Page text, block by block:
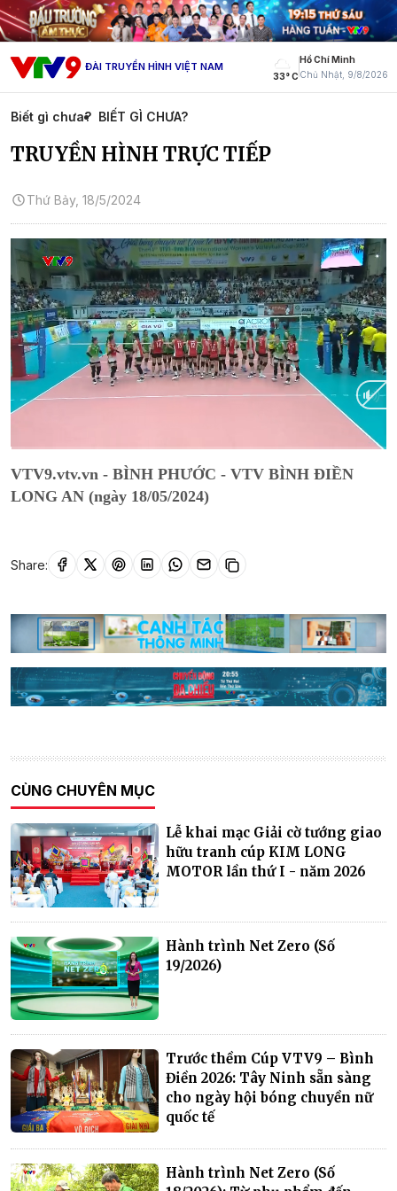
ĐÀI TRUYỀN HÌNH VIỆT NAM
33° C
Hồ Chí Minh
Chủ Nhật, 9/8/2026
Biết gì chưa? BIẾT GÌ CHƯA?
TRUYỀN HÌNH TRỰC TIẾP
Thứ Bảy, 18/5/2024
Time
VTV9.vtv.vn - BÌNH PHƯỚC - VTV BÌNH ĐIỀN
LONG AN (ngày 18/05/2024)
Share:
CÙNG CHUYÊN MỤC
Lễ khai mạc Giải cờ tướng giao
hữu tranh cúp KIM LONG
MOTOR lần thứ I - năm 2026
Hành trình Net Zero (Số
19/2026)
Trước thềm Cúp VTV9 – Bình
Điền 2026: Tây Ninh sẵn sàng
cho ngày hội bóng chuyền nữ
quốc tế
Hành trình Net Zero (Số